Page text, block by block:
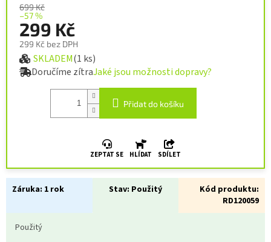
699 Kč
–57 %
299 Kč
299 Kč bez DPH
Měrná cena:
SKLADEM(1 ks)
Doručíme zítraJaké jsou možnosti dopravy?
Přidat do košíku
ZEPTAT SE HLÍDAT SDÍLET
Záruka: 1 rok Stav: Použitý
Kód produktu:
RD120059
Použitý